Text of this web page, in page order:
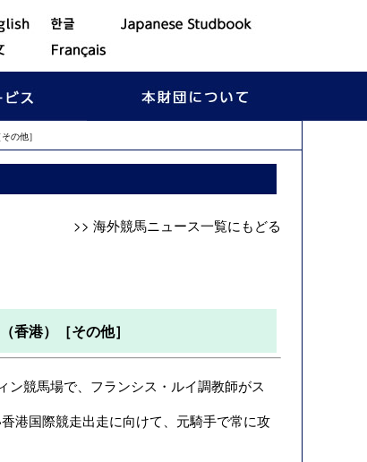
の他］
>> 海外競馬ニュース一覧にもどる
香港）［その他］
競馬場で、フランシス・ルイ調教師がス
港国際競走出走に向けて、元騎手で常に攻